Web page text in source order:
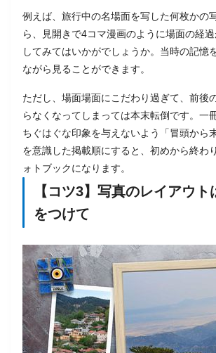
例えば、旅行中の名場面を写した何枚かの
ら、見開きで4コマ漫画のように場面の経
してみてはいかがでしょうか。当時の記憶
ながら見ることができます。
ただし、場面場面にこだわり過ぎて、前後
らなくなってしまっては本末転倒です。一
ちぐはぐな印象を与えないよう「冒頭から
を意識した掲載順にすると、初めから終わ
ォトブックになります。
【コツ3】写真のレイアウト
をつけて